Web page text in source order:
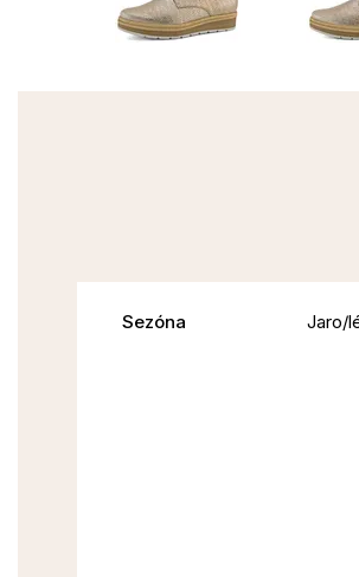
Sezóna Jaro/